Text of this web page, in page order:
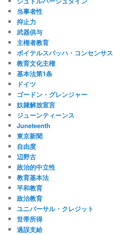
当事者性
抑止力
武器供与
主権者教育
ボイテルスバッハ・コンセンサス
教育文化主権
基本法第1条
ドイツ
ゴードン・グレンジャー
奴隷解放宣言
ジューンティーンス
Juneteenth
東京新聞
自由度
辺野古
政治的中立性
教育基本法
平和教育
政治教育
ユニバーサル・クレジット
世帯所得
過誤支給